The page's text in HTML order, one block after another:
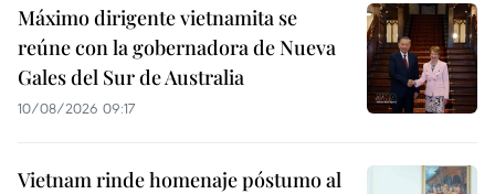
Máximo dirigente vietnamita se
reúne con la gobernadora de Nueva
Gales del Sur de Australia
10/08/2026 09:17
Vietnam rinde homenaje póstumo al